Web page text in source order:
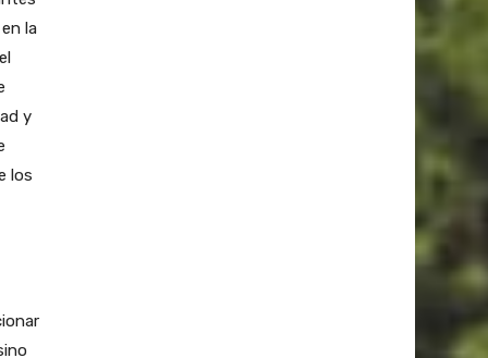
la
y
los